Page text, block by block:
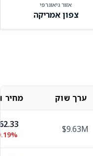
אזור גיאוגרפי
צפון אמריקה
ערך שוק מחיר
$9.63M